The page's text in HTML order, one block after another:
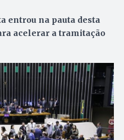
entrou na pauta desta
acelerar a tramitação